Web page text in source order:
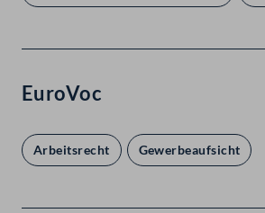
EuroVoc
Arbeitsrecht Gewerbeaufsicht